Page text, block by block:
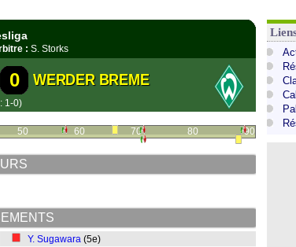
: S. Storks
0 WERDER BREME
1-0)
50 60 70 80 90
Y. Sugawara (5e)